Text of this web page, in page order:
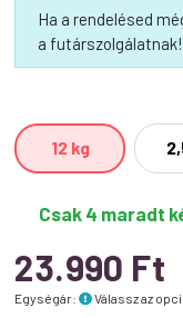
Ha a rendelésed
a futárszolgálatnak!
12 kg
Csak 4 maradt
23.990 Ft
Egységár: Válassz az